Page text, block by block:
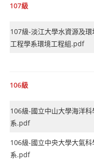
107級
107級-淡江大學水資源及環
工程學系環境工程組.pdf
106級
106級-國立中山大學海洋科
系.pdf
106級-國立中央大學大氣科
系.pdf